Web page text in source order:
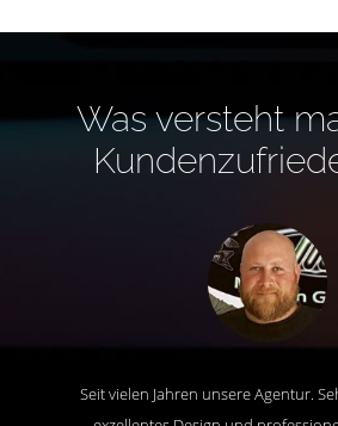
Was versteht
Seit vielen Jahren unsere Agentur.